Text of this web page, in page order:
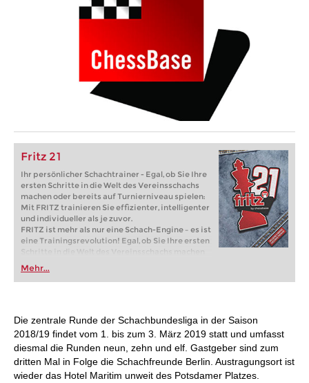
Fritz 21
Ihr persönlicher Schachtrainer - Egal, ob Sie Ihre
ersten Schritte in die Welt des Vereinsschachs
machen oder bereits auf Turnierniveau spielen:
Mit FRITZ trainieren Sie effizienter, intelligenter
und individueller als je zuvor.
FRITZ ist mehr als nur eine Schach-Engine – es ist
eine Trainingsrevolution! Egal, ob Sie Ihre ersten
Schritte in die Welt des Vereinsschachs machen
oder bereits auf Turnierniveau spielen: Mit
FRITZ trainieren Sie effizienter, intelligenter und
individueller als je zuvor.
Mehr...
Die zentrale Runde der Schachbundesliga in der Saison
2018/19 findet vom 1. bis zum 3. März 2019 statt und umfasst
diesmal die Runden neun, zehn und elf. Gastgeber sind zum
dritten Mal in Folge die Schachfreunde Berlin. Austragungsort ist
wieder das Hotel Maritim unweit des Potsdamer Platzes.